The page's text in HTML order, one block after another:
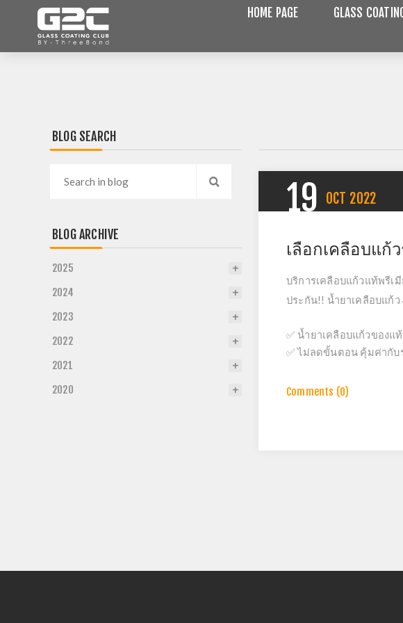
HOME PAGE GLASS
19 OCT 2022
เลือกเคลือบแก้
บริการเคลือบแก้วแท้พรีเ
ประกัน!! น้ำยาเคลือบแก้ว
✅ น้ำยาเคลือบแก้วของแ
✅ ไม่ลดขั้นตอน คุ้มค่ากับ
Comments (0)
BLOG SEARCH
BLOG ARCHIVE
2025
2024
2023
2022
2021
2020